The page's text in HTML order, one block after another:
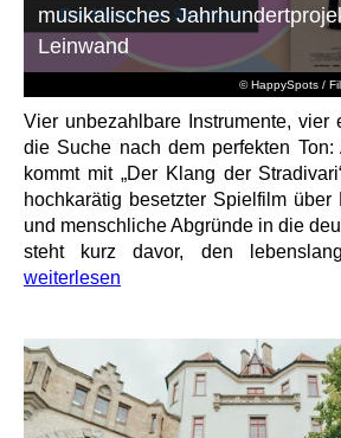
© HappySpots /
musikalisches
Leinwand
Vier unbezahlbare Instrumente, vier
die Suche nach dem perfekten
kommt mit „Der Klang der
hochkarätig besetzter Spielfilm über
und menschliche Abgründe in die
steht kurz davor, den
weiterlesen